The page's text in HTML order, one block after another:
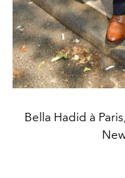
Bella Hadid à